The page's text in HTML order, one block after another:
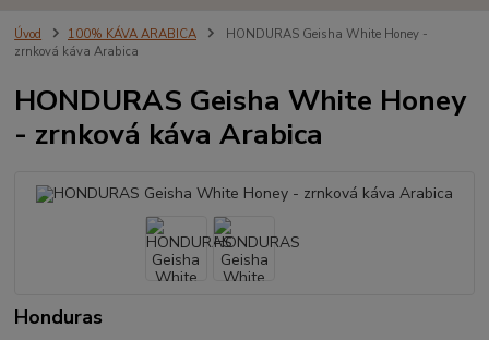
Úvod 100% KÁVA ARABICA
HONDURAS Geisha White Honey -
zrnková káva Arabica
HONDURAS Geisha White Honey
- zrnková káva Arabica
Honduras